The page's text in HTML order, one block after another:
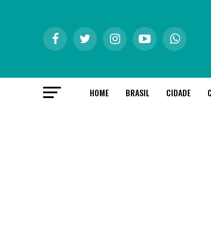
HOME BRASIL CIDADE